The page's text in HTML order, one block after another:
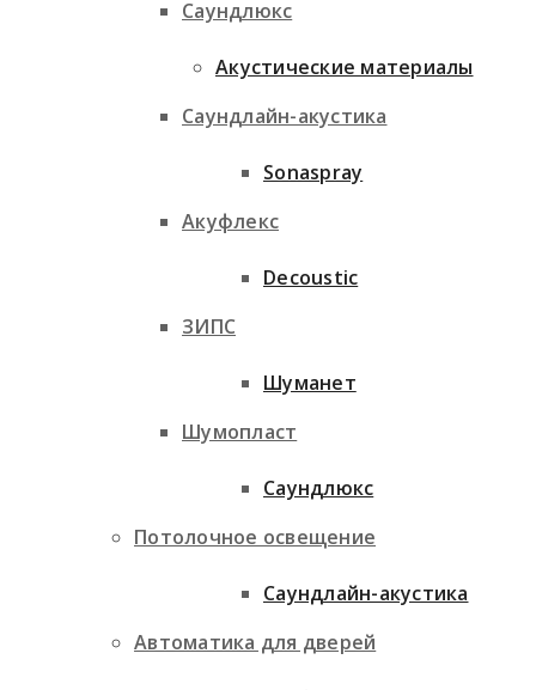
Саундлюкс
Саундлайн-акустика
Акуфлекс
ЗИПС
Шумопласт
Потолочное освещение
Автоматика для дверей
Акустические материалы
Sonaspray
Decoustic
Шуманет
Саундлюкс
Саундлайн-акустика